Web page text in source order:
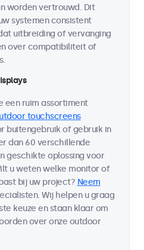
worden vertrouwd. Dit
systemen consistent
uitbreiding of vervanging
over compatibiliteit of
een ruim assortiment
touchscreens
buitengebruik of gebruik in
dan 60 verschillende
geschikte oplossing voor
u weten welke monitor of
bij uw project? Neem
Wij helpen u graag
keuze en staan klaar om
over onze outdoor